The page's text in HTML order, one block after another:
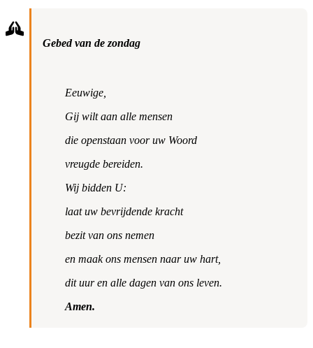
Gebed van de zondag
Eeuwige,
Gij wilt aan alle mensen
die openstaan voor uw Woord
vreugde bereiden.
Wij bidden U:
laat uw bevrijdende kracht
bezit van ons nemen
en maak ons mensen naar uw hart,
dit uur en alle dagen van ons leven.
Amen.